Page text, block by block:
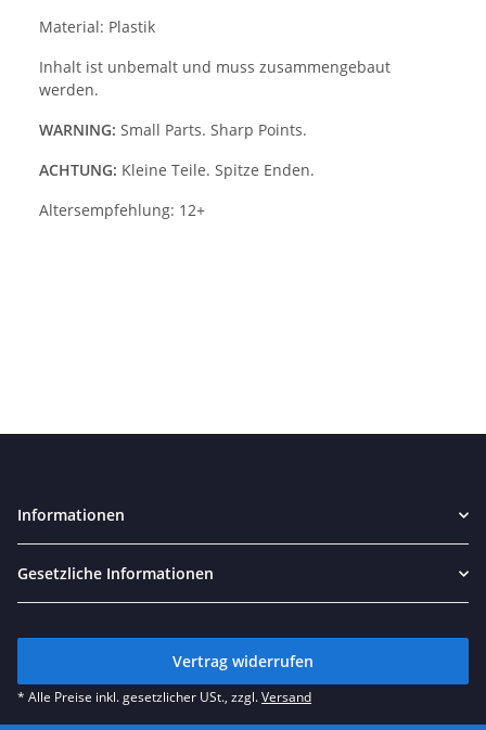
Material: Plastik
Inhalt ist unbemalt und muss zusammengebaut
werden.
WARNING: Small Parts. Sharp Points.
ACHTUNG: Kleine Teile. Spitze Enden.
Altersempfehlung: 12+
Informationen
Gesetzliche Informationen
Vertrag widerrufen
* Alle Preise inkl. gesetzlicher USt., zzgl.Versand